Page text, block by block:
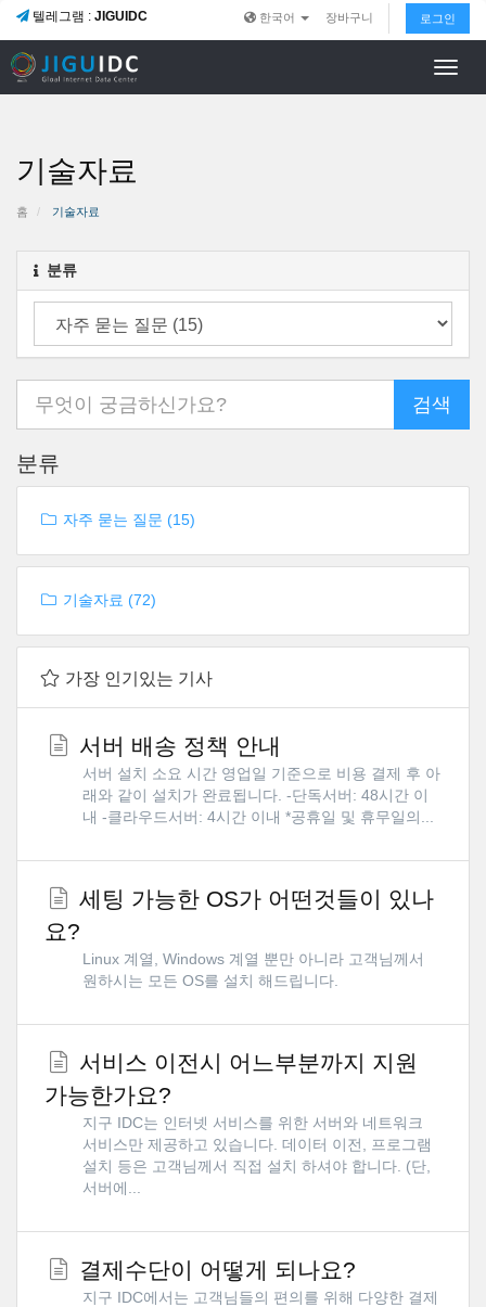
텔레그램 : JIGUIDC 한국어 장바구니 로그인
기술자료
홈 기술자료
분류
분류
자주 묻는 질문 (15)
기술자료 (72)
가장 인기있는 기사
서버 배송 정책 안내
서버 설치 소요 시간 영업일 기준으로 비용 결제 후 아
래와 같이 설치가 완료됩니다. -단독서버: 48시간 이
내 -클라우드서버: 4시간 이내 *공휴일 및 휴무일의...
세팅 가능한 OS가 어떤것들이 있나
요?
Linux 계열, Windows 계열 뿐만 아니라 고객님께서
원하시는 모든 OS를 설치 해드립니다.
서비스 이전시 어느부분까지 지원
가능한가요?
지구 IDC는 인터넷 서비스를 위한 서버와 네트워크
서비스만 제공하고 있습니다. 데이터 이전, 프로그램
설치 등은 고객님께서 직접 설치 하셔야 합니다. (단,
서버에...
결제수단이 어떻게 되나요?
지구 IDC에서는 고객님들의 편의를 위해 다양한 결제